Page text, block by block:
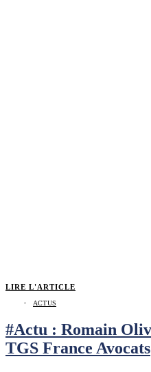
LIRE L'ARTICLE
ACTUS
#Actu : Romain Olivares s’associe chez
TGS France Avocats